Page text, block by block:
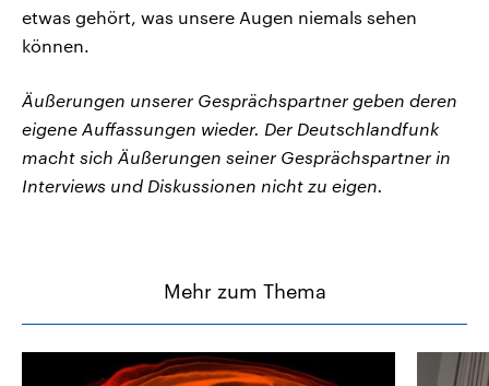
etwas gehört, was unsere Augen niemals sehen
können.
Äußerungen unserer Gesprächspartner geben deren
eigene Auffassungen wieder. Der Deutschlandfunk
macht sich Äußerungen seiner Gesprächspartner in
Interviews und Diskussionen nicht zu eigen.
Mehr zum Thema